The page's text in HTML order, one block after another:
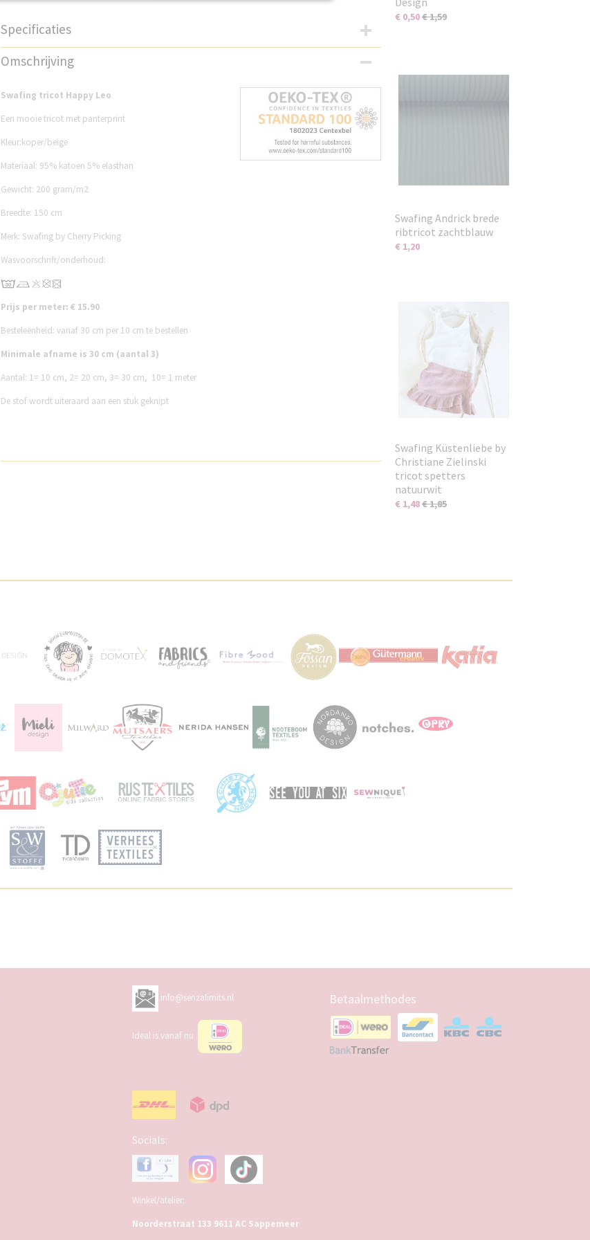
Specificaties
Productcode
Omschrijving
Swafing tricot Happy Leo
Een mooie tricot met panterprint
Kleur:koper/beige
Materiaal: 95% katoen 5% elasthan
Gewicht: 200 gram/m2
Breedte: 150 cm
Merk: Swafing by Cherry Picking
Wasvoorschrift/onderhoud:
Prijs per meter: € 15.90
Besteleenheid: vanaf 30 cm per 10 cm te bestellen
Minimale afname is 30 cm (aantal 3)
Aantal: 1= 10 cm, 2= 20 cm, 3= 30 cm, 10= 1 meter
De stof wordt uiteraard aan een stuk geknipt
€ 0,50€ 1,59
Swafing Andrick brede
ribtricot zachtblauw
€ 1,20
Swafing Küstenliebe by
Christiane Zielinski
tricot spetters
natuurwit
€ 1,48€ 1,85
info@senzalimits.nl
Ideal is vanaf nu
Socials:
Winkel/atelier:
Noorderstraat 133 9611 AC Sappemeer
Betaalmethodes